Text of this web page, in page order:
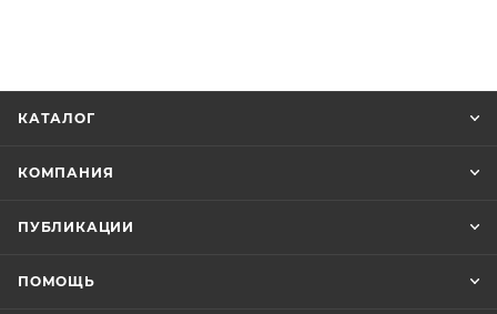
КАТАЛОГ
КОМПАНИЯ
ПУБЛИКАЦИИ
ПОМОЩЬ